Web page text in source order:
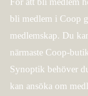
bli medlem i Coop
medlemskap. Du
närmaste Coop-
Synoptik behöver
kan ansöka om